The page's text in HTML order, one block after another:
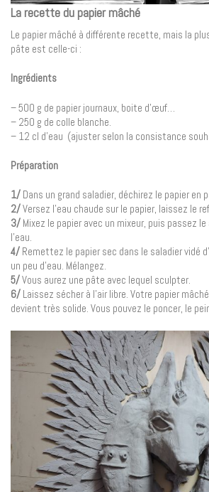
La recette du papier mâché
Le papier mâché à différente recette, mais la
pâte est celle-ci :
Ingrédients
– 500 g de papier journaux, boite d’œuf…
– 250 g de colle blanche.
– 12 cl d’eau (ajuster selon la consistance
Préparation
1/ Dans un grand saladier, déchirez le papier en
2/Versez l’eau chaude sur le papier, laissez le
3/ Mixez le papier avec un mixeur, puis passez
l’eau.
4/ Remettez le papier sec dans le saladier vidé
un peu d’eau. Mélangez.
5/Vous aurez une pâte avec lequel sculpter.
6/ Laissez sécher à l’air libre. Votre papier
devient très solide. Vous pouvez le poncer, le